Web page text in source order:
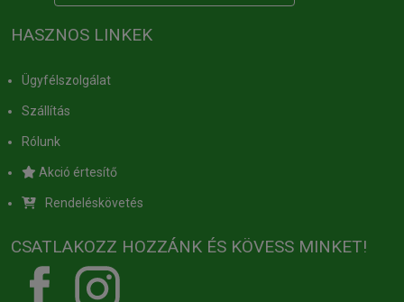
HASZNOS LINKEK
Ügyfélszolgálat
Szállítás
Rólunk
Akció értesítő
Rendeléskövetés
CSATLAKOZZ HOZZÁNK ÉS KÖVESS MINKET!